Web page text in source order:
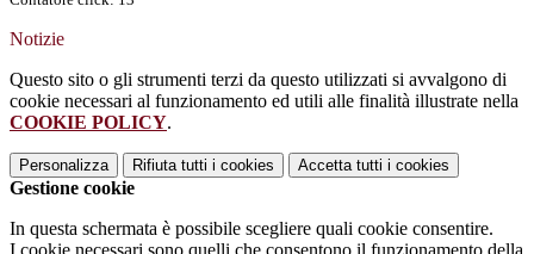
Notizie
Questo sito o gli strumenti terzi da questo utilizzati si avvalgono di
cookie necessari al funzionamento ed utili alle finalità illustrate nella
COOKIE POLICY.
Personalizza Rifiuta tutti i cookies Accetta tutti i cookies
Gestione cookie
In questa schermata è possibile scegliere quali cookie consentire.
I cookie necessari sono quelli che consentono il funzionamento della